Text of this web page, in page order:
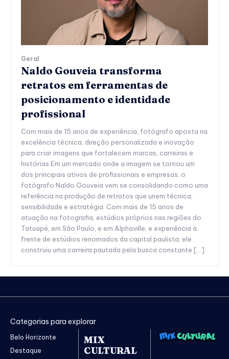
Geral
Naldo Gouveia transforma
retratos em ferramentas de
posicionamento e identidade
profissional
Com mais de 15 anos de experiência, fotógrafo aposta na
excelência técnica, direção personalizada e inovação
para criar imagens que fortalecem marcas, carreiras e
histórias Em um mercado onde a imagem se tornou um
dos principais ativos de profissionais e empresas, o
fotógrafo Naldo Gouveia vem se consolidando como uma
referência na produção de retratos que unem técnica,
sensibilidade e estratégia. Com mais de 15 anos de
atuação na fotografia, estúdios próprios nas regiões do
Tatuapé, em São Paulo, e em Alphaville, e experiência à
frente de estúdios renomados da capital paulista, ele
construiu uma carreira pautada pela busca constante […]
Categorias para explorar
Belo Horizonte
Destaque
MIX
CULTURAL